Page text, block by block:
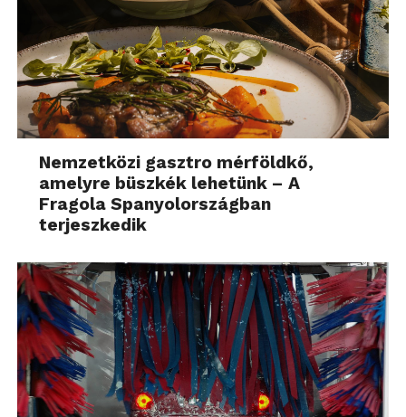
Nemzetközi gasztro mérföldkő,
amelyre büszkék lehetünk – A
Fragola Spanyolországban
terjeszkedik